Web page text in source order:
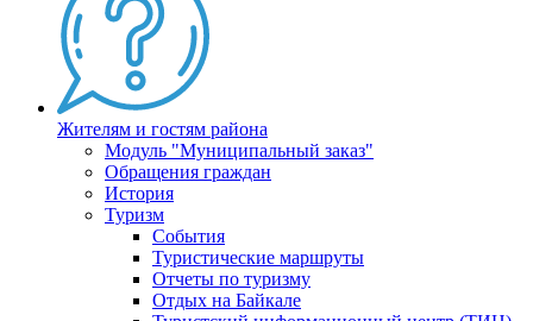
Жителям и гостям района
Модуль "Муниципальный заказ"
Обращения граждан
История
Туризм
События
Туристические маршруты
Отчеты по туризму
Отдых на Байкале